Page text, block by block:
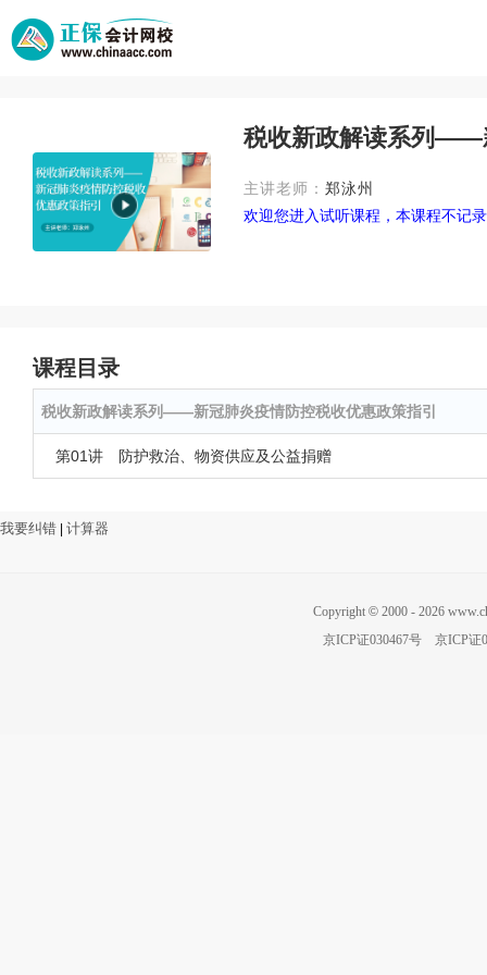
税收新政解读系列——
主讲老师： 郑泳州
欢迎您进入试听课程，本课程不记
课程目录
税收新政解读系列——新冠肺炎疫情防控税收优惠政策指引
第01讲 防护救治、物资供应及公益捐赠
我要纠错 计算器
Copyright © 2000 - 2026
京ICP证030467号
京ICP证